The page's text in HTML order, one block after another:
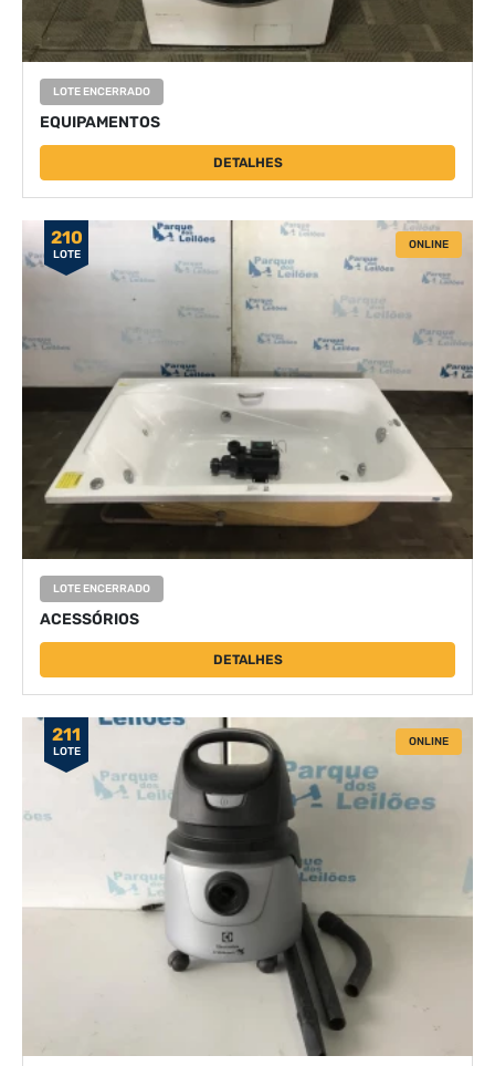
LOTE ENCERRADO
EQUIPAMENTOS
DETALHES
210
LOTE
ONLINE
LOTE ENCERRADO
ACESSÓRIOS
DETALHES
211
LOTE
ONLINE